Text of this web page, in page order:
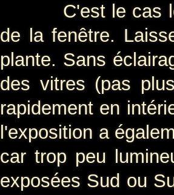
C'est le cas le
de la fenêtre.
plante. Sans
des vitres (pas
rapidement en
l'exposition a
car trop peu
exposées Sud ou